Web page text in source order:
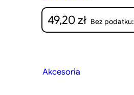
49,20zł Bez podatku:
Akcesoria